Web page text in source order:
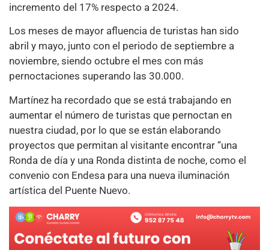
incremento del 17% respecto a 2024.
Los meses de mayor afluencia de turistas han sido
abril y mayo, junto con el periodo de septiembre a
noviembre, siendo octubre el mes con más
pernoctaciones superando las 30.000.
Martínez ha recordado que se está trabajando en
aumentar el número de turistas que pernoctan en
nuestra ciudad, por lo que se están elaborando
proyectos que permitan al visitante encontrar “una
Ronda de día y una Ronda distinta de noche, como el
convenio con Endesa para una nueva iluminación
artística del Puente Nuevo.